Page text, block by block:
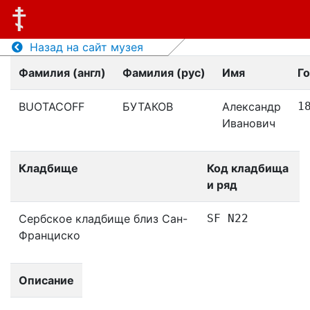
Назад на сайт музея
Фамилия (англ)
Фамилия (рус) Имя
BUOTACOFF БУТАКОВ
Александр
Иванович
Кладбище
Код кладбища
и ряд
Сербское кладбище близ Сан-
Франциско
SF N22
Описание